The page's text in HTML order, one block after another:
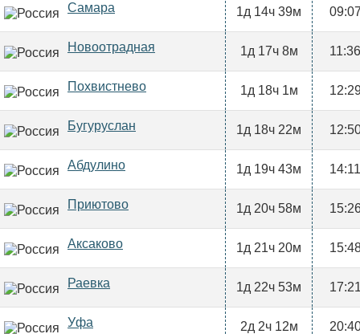
Самара 1д 14ч 39м
Новоотрадная 1д 17ч 8м 11:36
Похвистнево 1д 18ч 1м
Бугуруслан 1д 18ч 22м
Абдулино 1д 19ч 43м 14:11
Приютово 1д 20ч 58м
Аксаково 1д 21ч 20м
Раевка 1д 22ч 53м
Уфа 2д 2ч 12м